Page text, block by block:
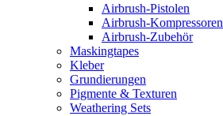
Airbrush-Pistolen
Airbrush-Kompressoren
Airbrush-Zubehör
Maskingtapes
Kleber
Grundierungen
Pigmente & Texturen
Weathering Sets